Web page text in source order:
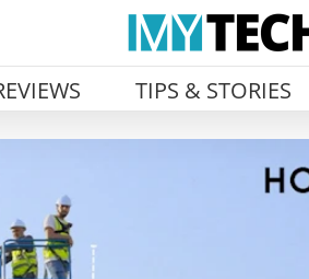
TIPS & STORIES